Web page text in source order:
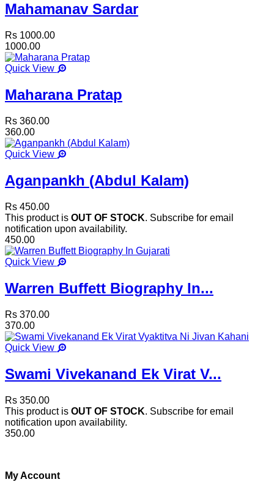
Mahamanav Sardar
Rs 1000.00
1000.00
Quick View
Maharana Pratap
Rs 360.00
360.00
Quick View
Aganpankh (Abdul Kalam)
Rs 450.00
This product is OUT OF STOCK. Subscribe for email
notification upon availability.
450.00
Quick View
Warren Buffett Biography In...
Rs 370.00
370.00
Quick View
Swami Vivekanand Ek Virat V...
Rs 350.00
This product is OUT OF STOCK. Subscribe for email
notification upon availability.
350.00
My Account